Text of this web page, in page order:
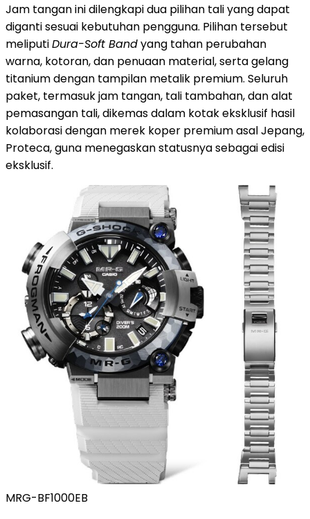
Jam tangan ini dilengkapi dua pilihan tali yang dapat
diganti sesuai kebutuhan pengguna. Pilihan tersebut
meliputiDura-Soft Bandyang tahan perubahan
warna, kotoran, dan penuaan material, serta gelang
titanium dengan tampilan metalik premium. Seluruh
paket, termasuk jam tangan, tali tambahan, dan alat
pemasangan tali, dikemas dalam kotak eksklusif hasil
kolaborasi dengan merek koper premium asal Jepang,
Proteca, guna menegaskan statusnya sebagai edisi
eksklusif.
MRG-BF1000EB